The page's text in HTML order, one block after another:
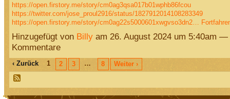
https://open.firstory.me/story/cm0ag3qsa017b01wphb86fcou
https://twitter.com/jose_proul2916/status/1827912014108283349
https://open.firstory.me/story/cm0ag22s5000601xwgvso3dn2…
Hinzugefügt von Billyam 26. August 2024 um 5:40am —
Kommentare
‹ Zurück 1 2 3 … 8 Weiter ›